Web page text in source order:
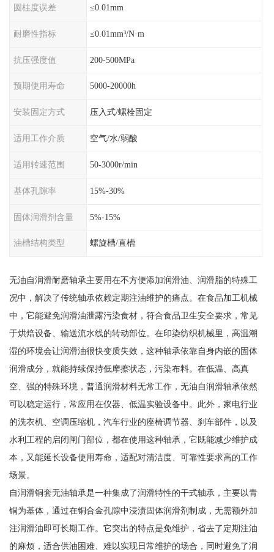
圆柱度误差 ≤0.01mm
耐磨性指标 ≤0.01mm³/N·m
抗压强度值 200-500MPa
预期使用寿命 5000-20000h
安装固定方式 压入式/螺栓固定
适用工作介质 空气/水/弱酸
适用转速范围 50-3000r/min
基体孔隙率 15%-30%
固体润滑剂含量 5%-15%
油槽结构类型 螺旋槽/直槽
无油自润滑耐磨轴承主要用在不方便添加润滑油、润滑脂的特殊工
况中，解决了传统轴承依赖定期注油维护的痛点。在食品加工机械
中，它能避免润滑油泄露污染食材，符合食品卫生安全要求，常见
于烘焙设备、输送流水线的转动部位。在印染纺织机械里，高温潮
湿的环境会让润滑油很快变质失效，这种轴承依靠自身内嵌的固体
润滑成分，就能持续保持低摩擦状态，污染布料。在低温、高真
空、强的特殊环境，普通润滑材料无常工作，无油自润滑轴承依然
可以稳定运行，常应用在仪器、低温实验设备中。此外，家电行业
的洗衣机、空调压缩机，汽车行业的座椅调节器、刹车部件，以及
水利工程的启闭闸门部位，都在使用这种轴承，它既能减少维护成
本，又能延长设备使用寿命，适配对清洁度、可靠性要求高的工作
场景。
自润滑铜套无油轴承是一种集成了润滑特性的干式轴承，主要以青
铜为基体，通过在铜合金孔隙中浸渍固体润滑剂制成，无需额外加
注润滑油即可长期工作。它突出的特点是免维护，省去了定期注油
的麻烦，适合供油困难、难以实现日常维护的场合，同时避免了润